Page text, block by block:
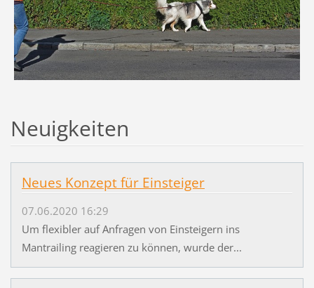
Neuigkeiten
Neues Konzept für Einsteiger
07.06.2020 16:29
Um flexibler auf Anfragen von Einsteigern ins
Mantrailing reagieren zu können, wurde der...